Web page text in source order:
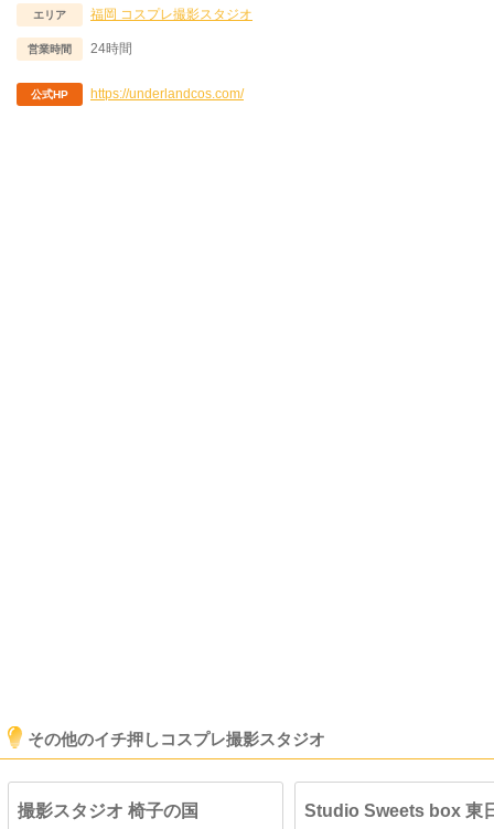
エリア 福岡 コスプレ撮影スタジオ
営業時間 24時間
公式HP https://underlandcos.com/
その他のイチ押しコスプレ撮影スタジオ
撮影スタジオ 椅子の国